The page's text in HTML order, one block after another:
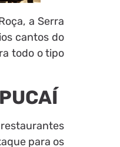
a Serra
cantos do
todo o tipo
para os